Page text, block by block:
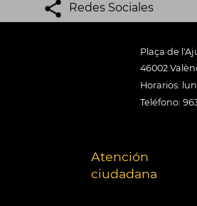
Redes Sociales
Plaça de
46002
Horarios:
Teléfono:
Atención
ciudadana